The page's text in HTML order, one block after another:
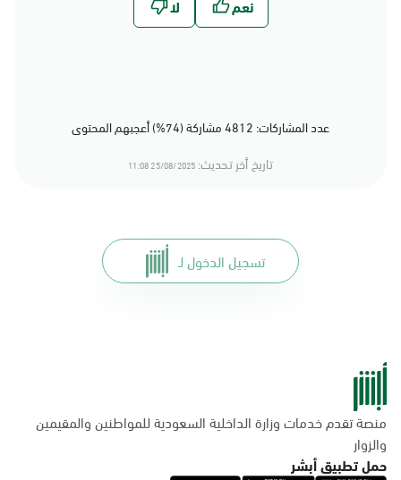
عدد المشاركات: 4812 مشاركة (74%) أعجبهم المحتوى
تاريخ أخر تحديث: 25/08/2025 11:08
تسجيل الدخول لـ
منصة تقدم خدمات وزارة الداخلية السعودية للمواطنين والمقيمين
والزوار
حمل تطبيق أبشر